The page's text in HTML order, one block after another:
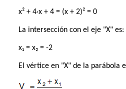
x² + 4·x + 4 = (x + 2)² = 0
La intersección con el eje "X" es:
x₁ = x₂ = -2
El vértice en "X" de la parábola